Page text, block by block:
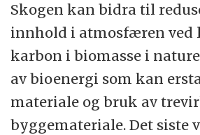
Skogen kan bidra til
innhold i atmosfæren ved
karbon i biomasse i
av bioenergi som kan
materiale og bruk av
byggemateriale. Det siste